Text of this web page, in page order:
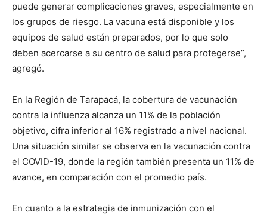
puede generar complicaciones graves, especialmente en
los grupos de riesgo. La vacuna está disponible y los
equipos de salud están preparados, por lo que solo
deben acercarse a su centro de salud para protegerse”,
agregó.
En la Región de Tarapacá, la cobertura de vacunación
contra la influenza alcanza un 11% de la población
objetivo, cifra inferior al 16% registrado a nivel nacional.
Una situación similar se observa en la vacunación contra
el COVID-19, donde la región también presenta un 11% de
avance, en comparación con el promedio país.
En cuanto a la estrategia de inmunización con el